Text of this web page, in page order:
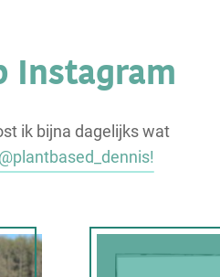
Instagram
ik bijna dagelijks wat
@plantbased_dennis!